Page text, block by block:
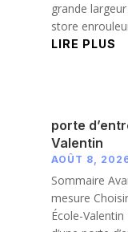
grande
store
LIRE PLUS
porte
Valentin
AOÛT 8,
Sommaire
mesure
École-